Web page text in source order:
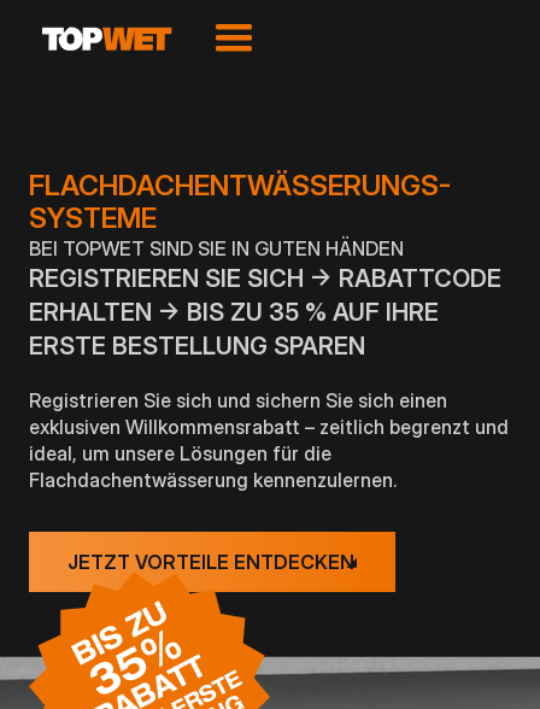
FLACHDACHENTWÄSSERUNGS-
SYSTEME
BEI TOPWET SIND SIE IN GUTEN HÄNDEN
REGISTRIEREN SIE SICH → RABATTCODE
ERHALTEN → BIS ZU 35 % AUF IHRE
ERSTE BESTELLUNG SPAREN
Registrieren Sie sich und sichern Sie sich einen
exklusiven Willkommensrabatt – zeitlich begrenzt und
ideal, um unsere Lösungen für die
Flachdachentwässerung kennenzulernen.
JETZT VORTEILE ENTDECKEN